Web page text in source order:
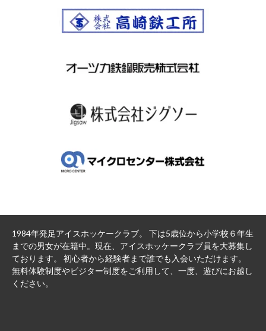
1984年発足アイスホッケークラブ。 下は5歳位から小学校６年生
までの男女が在籍中。現在、アイスホッケークラブ員を大募集し
ております。 初心者から経験者まで誰でも入会いただけます。
無料体験制度やビジター制度をご利用して、一度、遊びにお越し
ください。